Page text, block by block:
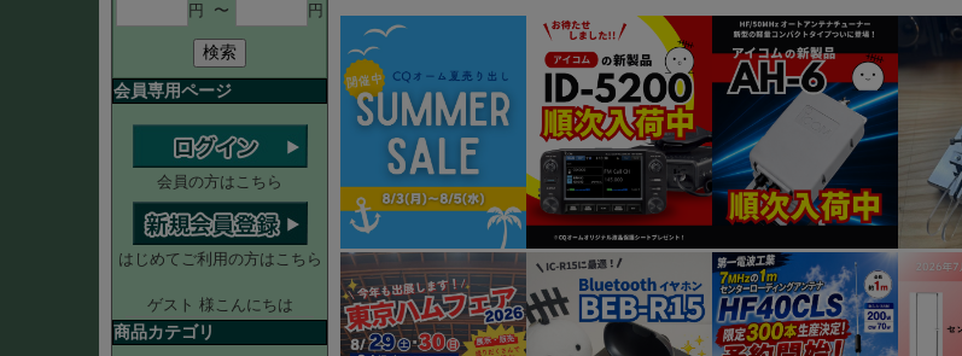
円
〜 円
検索
会員専用ページ
会員の方はこちら
はじめてご利用の方はこちら
ゲスト 様こんにちは
商品カテゴリ